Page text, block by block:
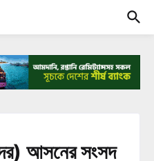
আসনের সংসদ